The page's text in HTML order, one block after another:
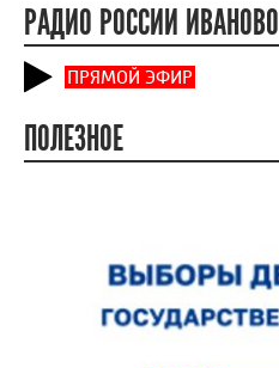
РАДИО РОССИИ ИВАНОВО
ПРЯМОЙ ЭФИР
ПОЛЕЗНОЕ